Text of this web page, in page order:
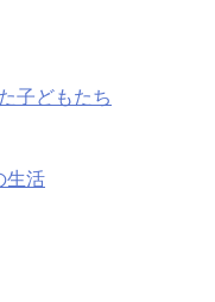
子どもたち
生活